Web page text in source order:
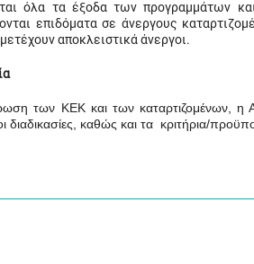
όλα τα έξοδα των προγραμμάτων
επιδόματα σε άνεργους
αποκλειστικά άνεργοι.
των ΚΕΚ και των καταρτιζομένων, η
διαδικασίες, καθώς και τα κριτήρια/